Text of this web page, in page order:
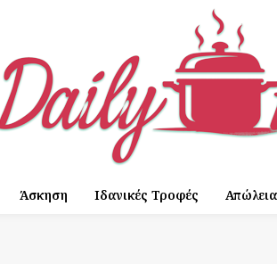
Άσκηση Ιδανικές Τροφές